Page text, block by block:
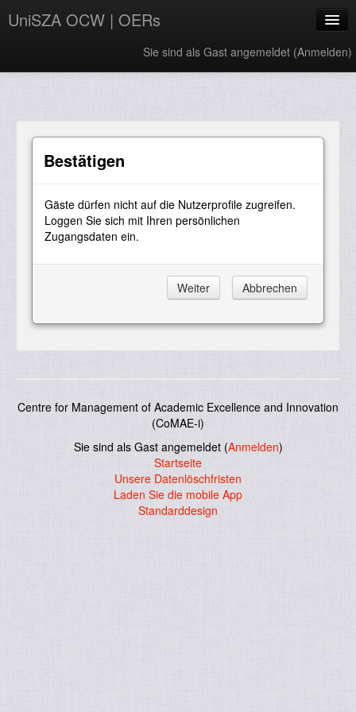
UniSZA OCW | OERs
Sie sind als Gast angemeldet (Anmelden)
Deutsch ‎(de)‎
Bestätigen
Gäste dürfen nicht auf die Nutzerprofile zugreifen.
Loggen Sie sich mit Ihren persönlichen
Zugangsdaten ein.
Centre for Management of Academic Excellence and Innovation
(CoMAE-i)
Sie sind als Gast angemeldet (Anmelden)
Startseite
Unsere Datenlöschfristen
Laden Sie die mobile App
Standarddesign